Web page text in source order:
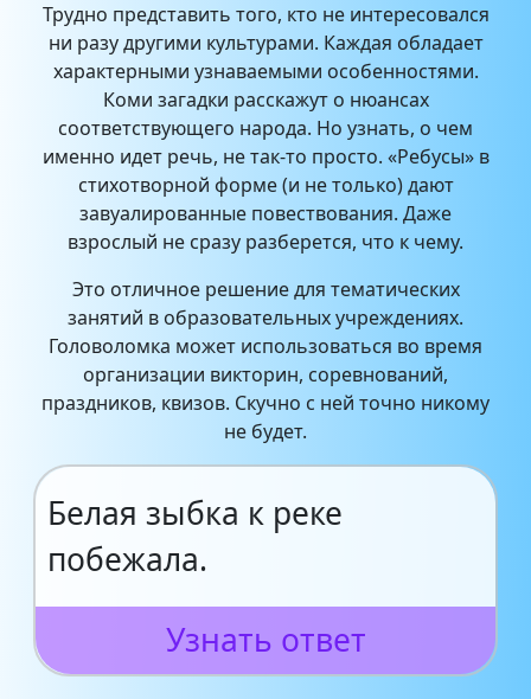
Трудно представить того, кто не интересовался
ни разу другими культурами. Каждая обладает
характерными узнаваемыми особенностями.
Коми загадки расскажут о нюансах
соответствующего народа. Но узнать, о чем
именно идет речь, не так-то просто. «Ребусы» в
стихотворной форме (и не только) дают
завуалированные повествования. Даже
взрослый не сразу разберется, что к чему.
Это отличное решение для тематических
занятий в образовательных учреждениях.
Головоломка может использоваться во время
организации викторин, соревнований,
праздников, квизов. Скучно с ней точно никому
не будет.
Белая зыбка к реке
побежала.
Узнать ответ